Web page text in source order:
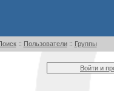
:: Пользователи:: Группы
Войти и